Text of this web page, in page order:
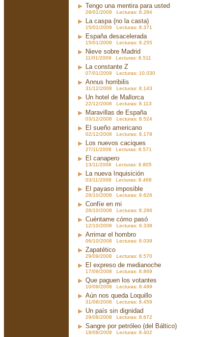
Tengo una mentira para usted
28/01/2009 Lecturas: 8.284
La caspa (no la casta)
15/01/2009 Lecturas: 8.371
España desacelerada
15/01/2009 Lecturas: 9.255
Nieve sobre Madrid
11/01/2009 Lecturas: 8.511
La constante Z
07/01/2009 Lecturas: 10.030
Annus horribilis
31/12/2008 Lecturas: 8.143
Un hotel de Mallorca
22/12/2008 Lecturas: 8.113
Maravillas de España
03/12/2008 Lecturas: 8.524
El sueño americano
02/12/2008 Lecturas: 8.178
Los nuevos caciques
27/11/2008 Lecturas: 8.571
El canapero
13/11/2008 Lecturas: 8.805
La nueva Inquisición
03/11/2008 Lecturas: 8.468
El payaso imposible
29/10/2008 Lecturas: 9.626
Confíe en mi
26/10/2008 Lecturas: 8.266
Cuéntame cómo pasó
12/10/2008 Lecturas: 9.338
Arrimar el hombro
06/10/2008 Lecturas: 8.039
Zapatético
29/09/2008 Lecturas: 8.570
El expreso de medianoche
17/09/2008 Lecturas: 8.869
Que paguen los votantes
10/09/2008 Lecturas: 8.499
Aún nos queda Loquillo
31/08/2008 Lecturas: 8.459
Un país sin dignidad
29/08/2008 Lecturas: 8.672
Sangre por petróleo (del Báltico)
18/08/2008 Lecturas: 8.402